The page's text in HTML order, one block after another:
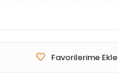
Favorilerime Ekle